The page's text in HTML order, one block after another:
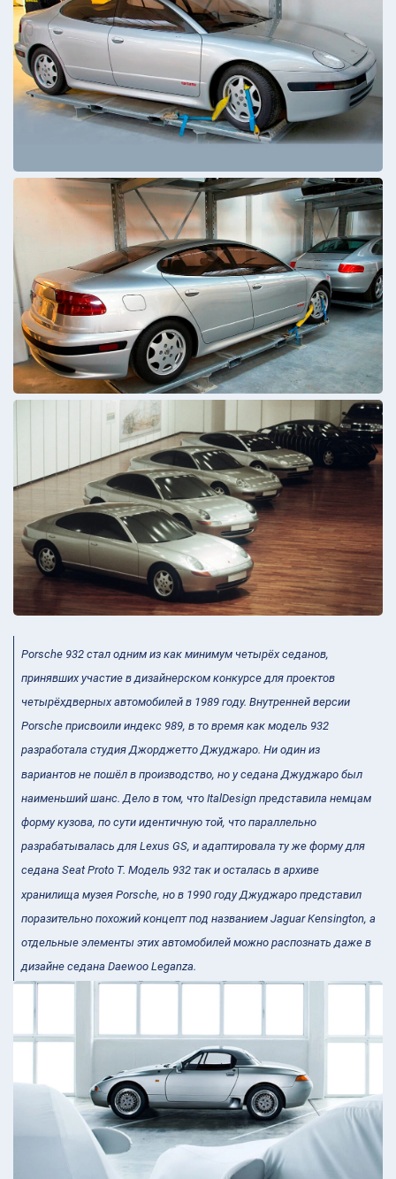
Porsche 932 стал одним из как минимум четырёх седанов,
принявших участие в дизайнерском конкурсе для проектов
четырёхдверных автомобилей в 1989 году. Внутренней версии
Porsche присвоили индекс 989, в то время как модель 932
разработала студия Джорджетто Джуджаро. Ни один из
вариантов не пошёл в производство, но у седана Джуджаро был
наименьший шанс. Дело в том, что ItalDesign представила немцам
форму кузова, по сути идентичную той, что параллельно
разрабатывалась для Lexus GS, и адаптировала ту же форму для
седана Seat Proto T. Модель 932 так и осталась в архиве
хранилища музея Porsche, но в 1990 году Джуджаро представил
поразительно похожий концепт под названием Jaguar Kensington, а
отдельные элементы этих автомобилей можно распознать даже в
дизайне седана Daewoo Leganza.